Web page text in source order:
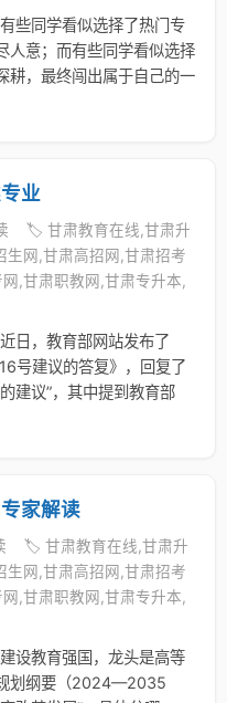
些同学看似选择了热门专
人意；而有些同学看似选择
耕，最终闯出属于自己的一
业
🏷️ 甘肃教育在线,甘肃升
生网,甘肃高招网,甘肃招考
,甘肃职教网,甘肃专升本,
日，教育部网站发布了
号建议的答复》，回复了
建议”，其中提到教育部
家解读
🏷️ 甘肃教育在线,甘肃升
生网,甘肃高招网,甘肃招考
,甘肃职教网,甘肃专升本,
设教育强国，龙头是高等
划纲要（2024—2035